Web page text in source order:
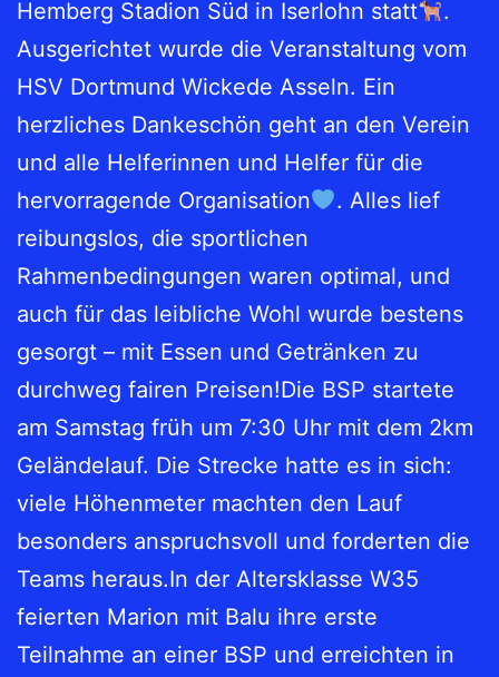
Hemberg Stadion Süd in Iserlohn statt
.
Ausgerichtet wurde die Veranstaltung vom
HSV Dortmund Wickede Asseln. Ein
herzliches Dankeschön geht an den Verein
und alle Helferinnen und Helfer für die
hervorragende Organisation
. Alles lief
reibungslos, die sportlichen
Rahmenbedingungen waren optimal, und
auch für das leibliche Wohl wurde bestens
gesorgt – mit Essen und Getränken zu
durchweg fairen Preisen!Die BSP startete
am Samstag früh um 7:30 Uhr mit dem 2km
Geländelauf. Die Strecke hatte es in sich:
viele Höhenmeter machten den Lauf
besonders anspruchsvoll und forderten die
Teams heraus.In der Altersklasse W35
feierten Marion mit Balu ihre erste
Teilnahme an einer BSP und erreichten in